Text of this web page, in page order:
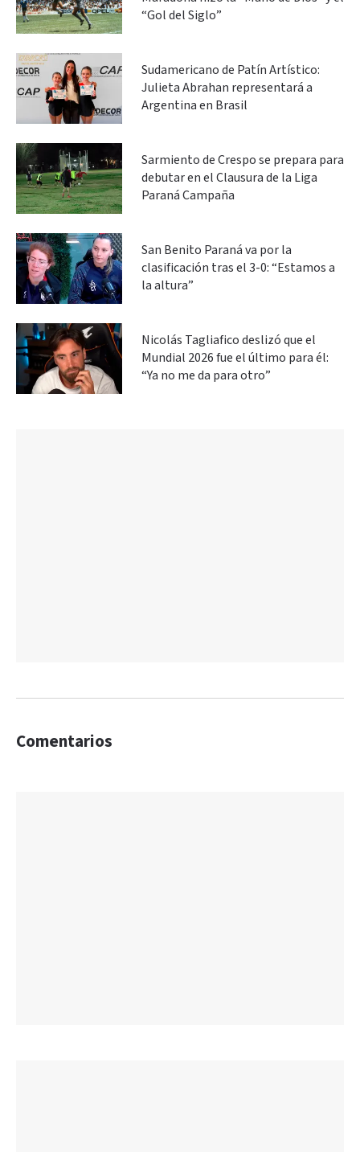
“Gol del Siglo”
Sudamericano de Patín Artístico:
Julieta Abrahan representará a
Argentina en Brasil
Sarmiento de Crespo se prepara para
debutar en el Clausura de la Liga
Paraná Campaña
San Benito Paraná va por la
clasificación tras el 3-0: “Estamos a
la altura”
Nicolás Tagliafico deslizó que el
Mundial 2026 fue el último para él:
“Ya no me da para otro”
Comentarios